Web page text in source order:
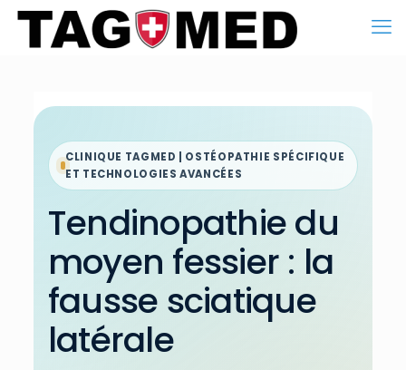
CLINIQUE TAGMED | OSTÉOPATHIE SPÉCIFIQUE
ET TECHNOLOGIES AVANCÉES
Tendinopathie du
moyen fessier : la
fausse sciatique
latérale